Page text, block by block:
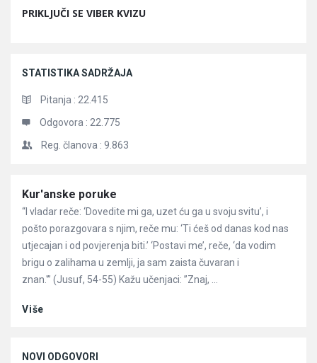
PRIKLJUČI SE VIBER KVIZU
STATISTIKA SADRŽAJA
Pitanja : 22.415
Odgovora : 22.775
Reg. članova : 9.863
Članci
Kur'anske poruke
“I vladar reče: ‘Dovedite mi ga, uzet ću ga u svoju svitu’, i
pošto porazgovara s njim, reče mu: ‘Ti ćeš od danas kod nas
utjecajan i od povjerenja biti.’ ‘Postavi me’, reče, ‘da vodim
brigu o zalihama u zemlji, ja sam zaista čuvaran i
znan.'” (Jusuf, 54-55) Kažu učenjaci: ”Znaj, ...
Više
NOVI ODGOVORI